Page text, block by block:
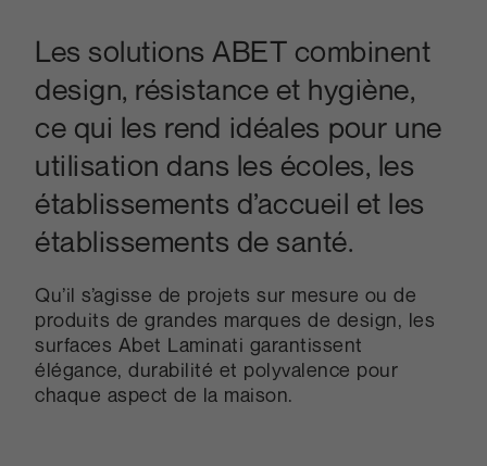
Les solutions ABET combinent
design, résistance et hygiène,
ce qui les rend idéales pour une
utilisation dans les écoles, les
établissements d’accueil et les
établissements de santé.
Qu’il s’agisse de projets sur mesure ou de
produits de grandes marques de design, les
surfaces Abet Laminati garantissent
élégance, durabilité et polyvalence pour
chaque aspect de la maison.